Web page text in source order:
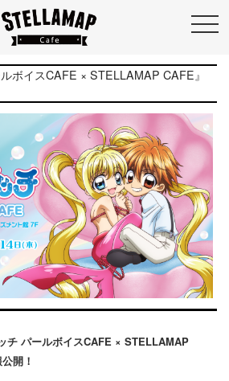
ボイスCAFE × STELLAMAP CAFE』
チ パールボイスCAFE × STELLAMAP
開！